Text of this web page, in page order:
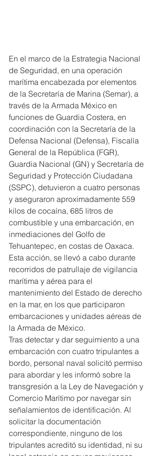
En el marco de la Estrategia Nacional
de Seguridad, en una operación
marítima encabezada por elementos
de la Secretaría de Marina (Semar), a
través de la Armada México en
funciones de Guardia Costera, en
coordinación con la Secretaría de la
Defensa Nacional (Defensa), Fiscalía
General de la República (FGR),
Guardia Nacional (GN) y Secretaría de
Seguridad y Protección Ciudadana
(SSPC), detuvieron a cuatro personas
y aseguraron aproximadamente 559
kilos de cocaína, 685 litros de
combustible y una embarcación, en
inmediaciones del Golfo de
Tehuantepec, en costas de Oaxaca.
Esta acción, se llevó a cabo durante
recorridos de patrullaje de vigilancia
marítima y aérea para el
mantenimiento del Estado de derecho
en la mar, en los que participaron
embarcaciones y unidades aéreas de
la Armada de México.
Tras detectar y dar seguimiento a una
embarcación con cuatro tripulantes a
bordo, personal naval solicitó permiso
para abordar y les informó sobre la
transgresión a la Ley de Navegación y
Comercio Marítimo por navegar sin
señalamientos de identificación. Al
solicitar la documentación
correspondiente, ninguno de los
tripulantes acreditó su identidad, ni su